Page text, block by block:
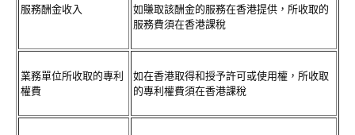
服務酬金收入
如賺取該酬金的服務在香港提供，所收取的
服務費須在香港課稅
業務單位所收取的專利
權費
如在香港取得和授予許可或使用權，所收取
的專利權費須在香港課稅